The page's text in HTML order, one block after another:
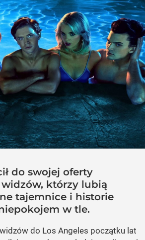
do swojej oferty
którzy lubią
tajemnice i historie
w tle.
do Los Angeles początku lat